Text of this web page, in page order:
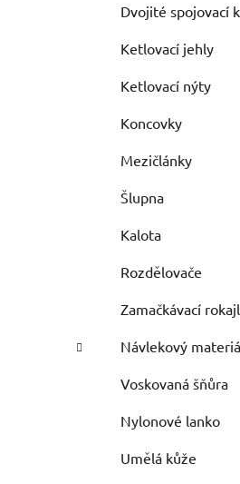
Dvojité spojovací
Ketlovací jehly
Ketlovací nýty
Koncovky
Mezičlánky
Šlupna
Kalota
Rozdělovače
Zamačkávací rokajl
Návlekový
Voskovaná šňůra
Nylonové lanko
Umělá kůže